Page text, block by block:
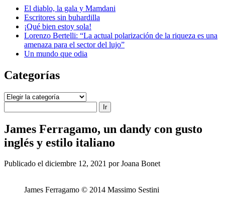
El diablo, la gala y Mamdani
Escritores sin buhardilla
¡Qué bien estoy sola!
Lorenzo Bertelli: “La actual polarización de la riqueza es una
amenaza para el sector del lujo”
Un mundo que odia
Categorías
Categorías
James Ferragamo, un dandy con gusto
inglés y estilo italiano
Publicado el diciembre 12, 2021 por Joana Bonet
James Ferragamo © 2014 Massimo Sestini